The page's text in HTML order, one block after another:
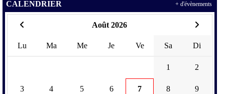
CALENDRIER
Août 2026
Lu Ma Me Je Ve Sa Di
1 2
3 4 5 6 7 8 9
+ d'évènements